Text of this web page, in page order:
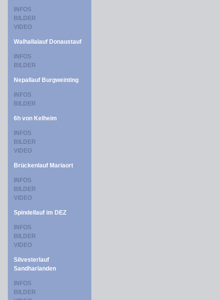
INFOS
BILDER
VIDEO
Walhallalauf Donaustauf
INFOS
BILDER
Nepallauf Burgweinting
INFOS
BILDER
6h von Kelheim
INFOS
BILDER
VIDEO
Brückenlauf Mariaort
INFOS
BILDER
VIDEO
Spindellauf im DEZ
INFOS
BILDER
VIDEO
Silvesterlauf
Sandharlanden
INFOS
BILDER